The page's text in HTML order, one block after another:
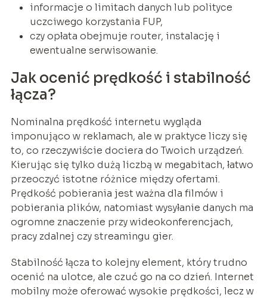
informacje o limitach danych lub polityce
uczciwego korzystania FUP,
czy opłata obejmuje router, instalację i
ewentualne serwisowanie.
Jak ocenić prędkość i stabilność
łącza?
Nominalna prędkość internetu wygląda
imponująco w reklamach, ale w praktyce liczy się
to, co rzeczywiście dociera do Twoich urządzeń.
Kierując się tylko dużą liczbą w megabitach, łatwo
przeoczyć istotne różnice między ofertami.
Prędkość pobierania jest ważna dla filmów i
pobierania plików, natomiast wysyłanie danych ma
ogromne znaczenie przy wideokonferencjach,
pracy zdalnej czy streamingu gier.
Stabilność łącza to kolejny element, który trudno
ocenić na ulotce, ale czuć go na co dzień. Internet
mobilny może oferować wysokie prędkości, lecz w